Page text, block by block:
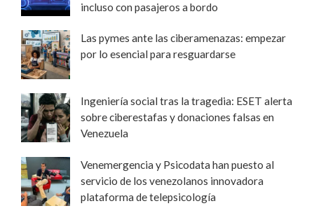
incluso con pasajeros a bordo
Las pymes ante las ciberamenazas: empezar
por lo esencial para resguardarse
Ingeniería social tras la tragedia: ESET alerta
sobre ciberestafas y donaciones falsas en
Venezuela
Venemergencia y Psicodata han puesto al
servicio de los venezolanos innovadora
plataforma de telepsicología